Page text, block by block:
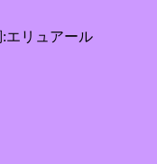
:エリュアール